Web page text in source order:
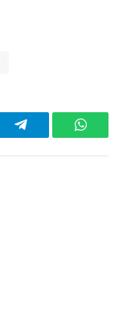
Telegram WhatsApp